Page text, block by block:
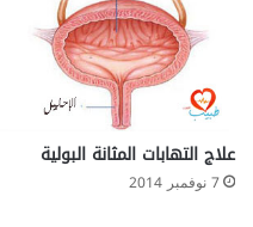
علاج التهابات المثانة البولية
7 نوفمبر 2014